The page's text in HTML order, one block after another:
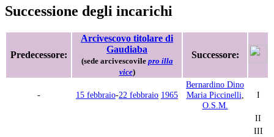
Successione degli incarichi
Predecessore:
Arcivescovo titolare di
Gaudiaba
(sede arcivescovile pro illa
vice)
Successore:
- 15 febbraio-22 febbraio 1965
Bernardino Dino
Maria Piccinelli,
O.S.M.
I
II
III